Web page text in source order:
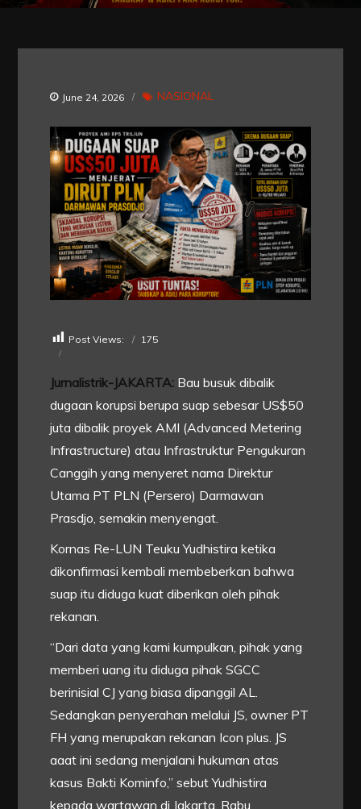
June 24, 2026 NASIONAL
Post Views: 175
Jurnalistrik-JAKARTA: Bau busuk dibalik
dugaan korupsi berupa suap sebesar US$50
juta dibalik proyek AMI (Advanced Metering
Infrastructure) atau Infrastruktur Pengukuran
Canggih yang menyeret nama Direktur
Utama PT PLN (Persero) Darmawan
Prasdjo, semakin menyengat.
Kornas Re-LUN Teuku Yudhistira ketika
dikonfirmasi kembali membeberkan bahwa
suap itu diduga kuat diberikan oleh pihak
rekanan.
“Dari data yang kami kumpulkan, pihak yang
memberi uang itu diduga pihak SGCC
berinisial CJ yang biasa dipanggil AL.
Sedangkan penyerahan melalui JS, owner PT
FH yang merupakan rekanan Icon plus. JS
aaat ini sedang menjalani hukuman atas
kasus Bakti Kominfo,” sebut Yudhistira
kepada wartawan di Jakarta, Rabu